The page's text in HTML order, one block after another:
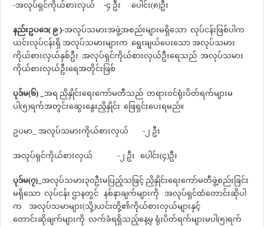
-အလုပ်ရှင်ကိုယ်စားလှယ် -၄ ဦး ပေါင်း(၈)ဦး
နည်းဥပဒေ( ၉ )-အလုပ်သမားအဖွဲ့အစည်းများမရှိသော လုပ်ငန်းဖြစ်ပါက
ယင်းလုပ်ငန်းရှိ အလုပ်သမားများက ရွေးချယ်ပေးသော အလုပ်သမား
ကိုယ်စားလှယ်နှစ်ဦး အလုပ်ရှင်ကိုယ်စားလှယ်ဦးရေသည် အလုပ်သမား
ကိုယ်စားလှယ်ဦးရေအတိုင်းဖြစ်
ပုဒ်မ(၆) _အရ ညှိနှိုင်းရေးကော်မတီသည် တရားဝင်ရုံးပိတ်ရက်များမ
ပါ(၅)ရက်အတွင်းဆွေးနွေးညှိနှိုင်း ဖြေရှင်းပေးရမည်။
ဥပမာ_ အလုပ်သမားကိုယ်စားလှယ် -၂ ဦး
အလုပ်ရှင်ကိုယ်စားလှယ် -၂ ဦး ပေါင်း(၄)ဦး
ပုဒ်မ(၇)_အလုပ်သမား၃၀ဦးမပြည့်သဖြင့် ညှိနှိုင်းရေးကော်မတီဖွဲ့စည်းခြင်း
မရှိသော လုပ်ငန်း ဌာနတွင် နစ်နာချက်များကို အလုပ်ရှင်ထံတောင်းဆိုပါ
က အလုပ်သမာများ(သို့)ယင်းတို့၏ကိုယ်စားလှယ်များနှင့်
တောင်းဆိုချက်များကို လက်ခံရရှိသည့်နေ့မှ ရုံးပိတ်ရက်များမပါ(၅)ရက်